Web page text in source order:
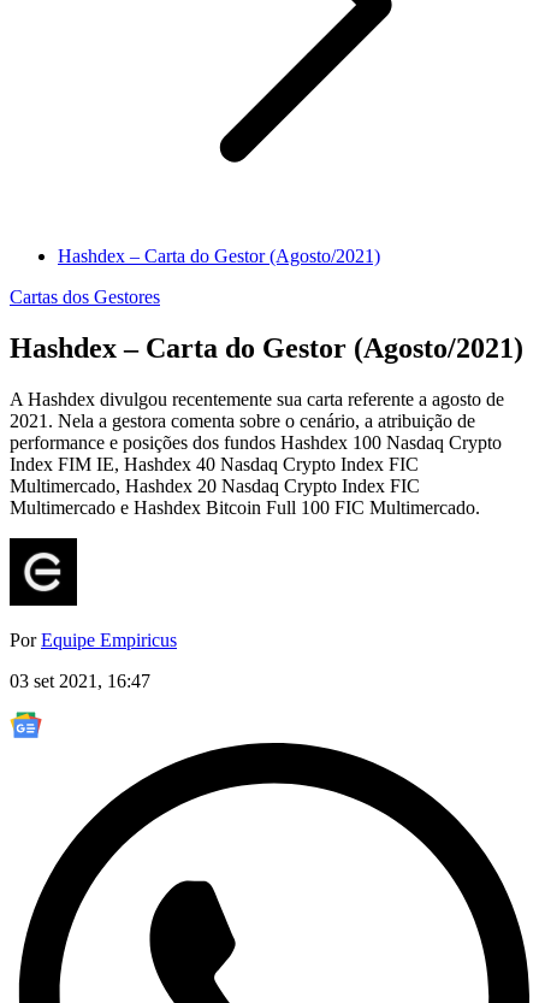
Hashdex – Carta do Gestor (Agosto/2021)
Cartas dos Gestores
Hashdex – Carta do Gestor (Agosto/2021)
A Hashdex divulgou recentemente sua carta referente a agosto de
2021. Nela a gestora comenta sobre o cenário, a atribuição de
performance e posições dos fundos Hashdex 100 Nasdaq Crypto
Index FIM IE, Hashdex 40 Nasdaq Crypto Index FIC
Multimercado, Hashdex 20 Nasdaq Crypto Index FIC
Multimercado e Hashdex Bitcoin Full 100 FIC Multimercado.
PorEquipe Empiricus
03 set 2021, 16:47